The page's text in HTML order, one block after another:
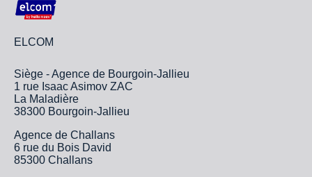
ELCOM
Siège - Agence de Bourgoin-Jallieu
1 rue Isaac Asimov ZAC
La Maladière
38300 Bourgoin-Jallieu
Agence de Challans
6 rue du Bois David
85300 Challans